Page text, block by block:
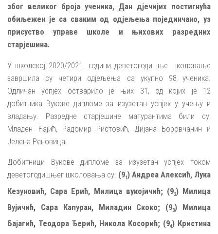
због великог броја ученика, Дан дјечијих постигнућа
обиљежен је са сваким од одјељења појединчано, уз
присуство управе школе и њихових разредних
старјешина.
У школској 2020/2021. години деветогодишње школовање
завршила су четири одјељења са укупно 98 ученика.
Одличан успјех остварило је њих 31, од којих је 12
добитника Вукове дипломе за изузетан успјех у учењу и
владању. Разредне старјешине матурантима били су:
Младен Ћајић, Радомир Ристовић, Дијана Боровчанин и
Јелена Реновица.
Добитници Вукове дипломе за изузетан успјех током
деветогодишњег школовања су: (91) Андреа Алексић, Лука
Кезуновић, Сара Ерић, Милица вукојичић; (92) Милица
Вујичић, Сара Капуран, Миладин Скоко; (93) Милица
Бајагић, Теодора Ђерић, Никола Косорић; (94) Кристина